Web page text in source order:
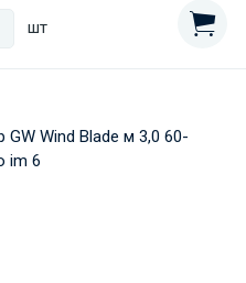
шт
Wind Blade м 3,0 60-
im 6